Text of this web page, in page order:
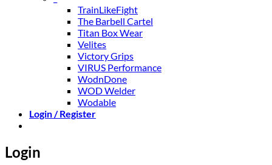
TrainLikeFight
The Barbell Cartel
Titan Box Wear
Velites
Victory Grips
VIRUS Performance
WodnDone
WOD Welder
Wodable
Login / Register
Login